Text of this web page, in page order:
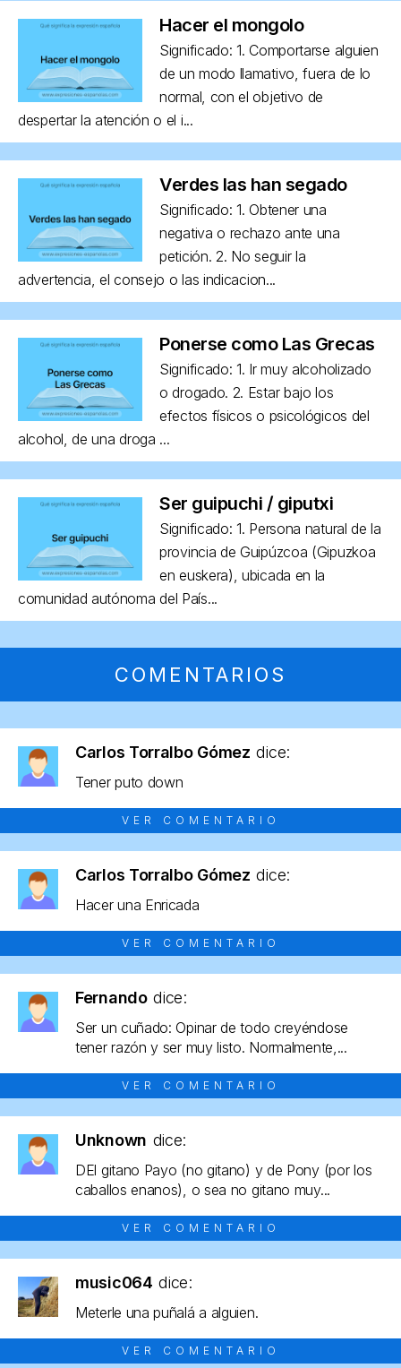
Hacer el mongolo
Significado: 1. Comportarse alguien
de un modo llamativo, fuera de lo
normal, con el objetivo de
despertar la atención o el i...
Verdes las han segado
Significado: 1. Obtener una
negativa o rechazo ante una
petición. 2. No seguir la
advertencia, el consejo o las indicacion...
Ponerse como Las Grecas
Significado: 1. Ir muy alcoholizado
o drogado. 2. Estar bajo los
efectos físicos o psicológicos del
alcohol, de una droga ...
Ser guipuchi / giputxi
Significado: 1. Persona natural de la
provincia de Guipúzcoa (Gipuzkoa
en euskera), ubicada en la
comunidad autónoma del País...
COMENTARIOS
Carlos Torralbo Gómez dice:
Tener puto down
VER COMENTARIO
Carlos Torralbo Gómez dice:
Hacer una Enricada
VER COMENTARIO
Fernando dice:
Ser un cuñado: Opinar de todo creyéndose
tener razón y ser muy listo. Normalmente,...
VER COMENTARIO
Unknown dice:
DEl gitano Payo (no gitano) y de Pony (por los
caballos enanos), o sea no gitano muy...
VER COMENTARIO
music064 dice:
Meterle una puñalá a alguien.
VER COMENTARIO